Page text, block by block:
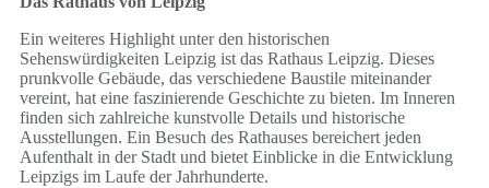
Ein weiteres Highlight unter den historischen
Sehenswürdigkeiten Leipzig ist das Rathaus Leipzig. Dieses
prunkvolle Gebäude, das verschiedene Baustile miteinander
vereint, hat eine faszinierende Geschichte zu bieten. Im Inneren
finden sich zahlreiche kunstvolle Details und historische
Ausstellungen. Ein Besuch des Rathauses bereichert jeden
Aufenthalt in der Stadt und bietet Einblicke in die Entwicklung
Leipzigs im Laufe der Jahrhunderte.